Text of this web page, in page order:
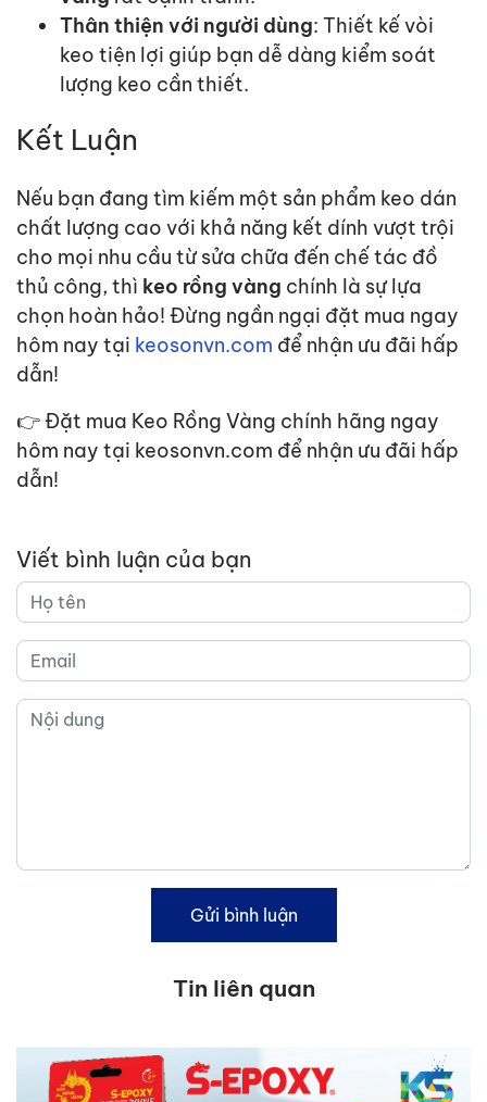
Thân thiện với người dùng: Thiết kế vòi
keo tiện lợi giúp bạn dễ dàng kiểm soát
lượng keo cần thiết.
Kết Luận
Nếu bạn đang tìm kiếm một sản phẩm keo dán
chất lượng cao với khả năng kết dính vượt trội
cho mọi nhu cầu từ sửa chữa đến chế tác đồ
thủ công, thì keo rồng vàng chính là sự lựa
chọn hoàn hảo! Đừng ngần ngại đặt mua ngay
hôm nay tại keosonvn.com để nhận ưu đãi hấp
dẫn!
👉 Đặt mua Keo Rồng Vàng chính hãng ngay
hôm nay tại keosonvn.com để nhận ưu đãi hấp
dẫn!
Viết bình luận của bạn
Gửi bình luận
Tin liên quan